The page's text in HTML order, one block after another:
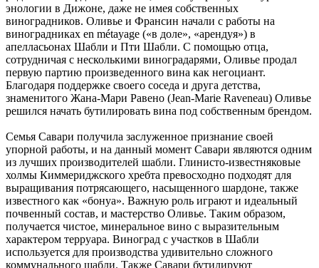
энологии в Дижоне, даже не имея собственных
виноградников. Оливье и Франсин начали с работы на
виноградниках en métayage («в доле», «арендуя») в
апелласьонах Шабли и Пти Шабли. С помощью отца,
сотрудничая с несколькими виноградарями, Оливье продал
первую партию произведенного вина как негоциант.
Благодаря поддержке своего соседа и друга детства,
знаменитого Жана-Мари Равено (Jean-Marie Raveneau) Оливье
решился начать бутилировать вина под собственным брендом.
Семья Савари получила заслуженное признание своей
упорной работы, и на данный момент Савари являются одним
из лучших производителей шабли. Глинисто-известняковые
холмы Киммериджского хребта превосходно подходят для
выращивания потрясающего, насыщенного шардоне, также
известного как «бонуа». Важную роль играют и идеальный
почвенный состав, и мастерство Оливье. Таким образом,
получается чистое, минеральное вино с выразительным
характером терруара. Виноград с участков в Шабли
используется для производства удивительно сложного
коммунального шабли. Также Савари бутилируют